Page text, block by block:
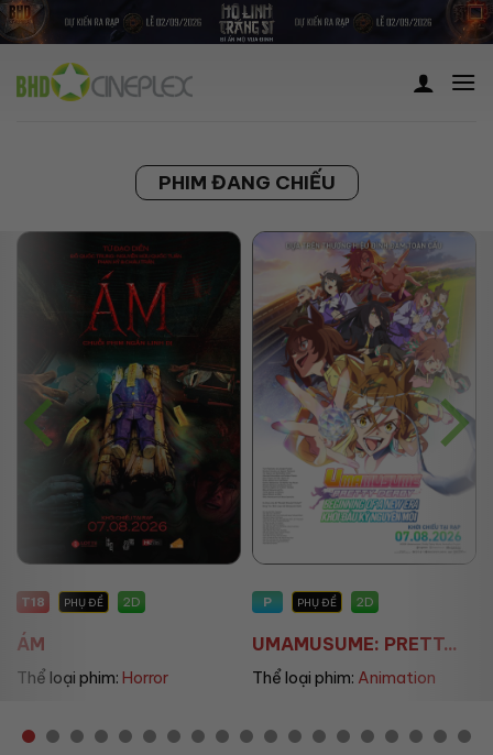
Skip
to
content
PHIM ĐANG CHIẾU
P PHỤ ĐỀ
UMAMUSUME: PRETT...
Thể loại phim:Animation
P PHỤ ĐỀ/LỒNG TIẾNG
THE LAND OF SOME...
Thể loại phim:Animation